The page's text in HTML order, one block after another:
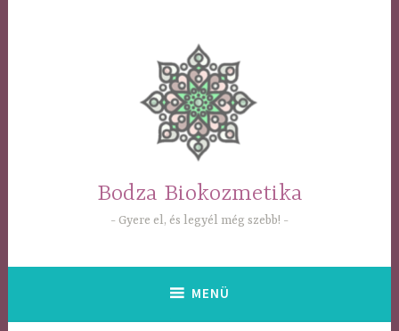
Bodza Biokozmetika
Gyere el, és legyél még szebb!
MENÜ